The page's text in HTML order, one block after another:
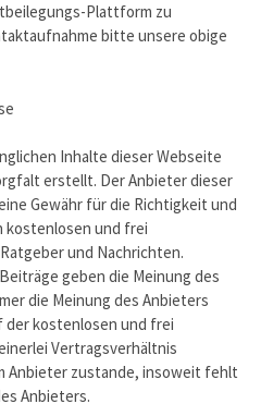
Plattform zu
bitte unsere obige
Inhalte dieser Webseite
erstellt. Der Anbieter dieser
Gewähr für die Richtigkeit und
und frei
und Nachrichten.
geben die Meinung des
die Meinung des Anbieters
der kostenlosen und frei
Vertragsverhältnis
Anbieter zustande, insoweit fehlt
Anbieters.